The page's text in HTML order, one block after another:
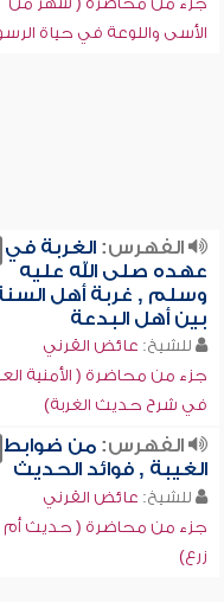
الأسى واللوعة في حياة
الفهرس:الغربة في
عهده صلى الله عليه
وسلم , غربة أهل
بين أهل البدعة
للشيخ: عائض القرني
جزء من محاضرة ( الأمنية
في شرح حديث الغربة)
الفهرس:من ضوابط
الغيبة , فوائد الحديث
للشيخ: عائض القرني
جزء من محاضرة ( حديث أم
زرع)